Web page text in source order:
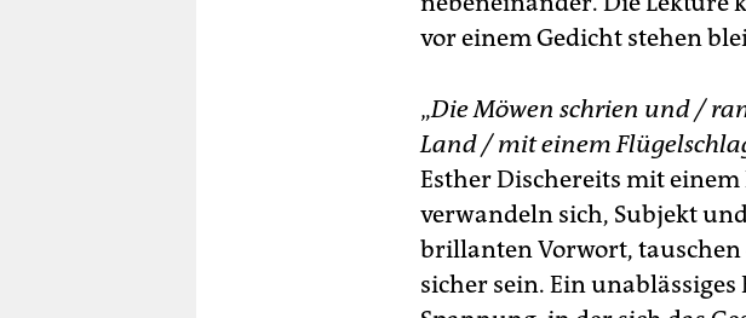
vor einem Gedicht stehen
„Die Möwen schrien und /
Land / mit einem
Esther Dischereits mit
verwandeln sich, Subjekt
brillanten Vorwort, tauschen
sicher sein. Ein